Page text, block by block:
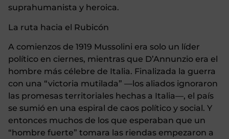
suprahumanista y heroica.
La ruta hacia el Rubicón
A comienzos de 1919 Mussolini era solo un líder
político en ciernes, mientras que D’Annunzio era el
hombre más célebre de Italia. Finalizada la guerra
con una “victoria mutilada” —los aliados ignoraron
las promesas territoriales hechas a Italia—, el país
se sumió en una espiral de caos político y social. Y
entonces muchos de los que esperaban que un
“hombre fuerte” tomara las riendas empezaron a